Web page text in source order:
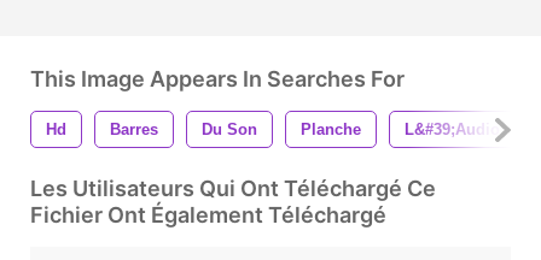
This Image Appears In Searches For
Hd Barres Du Son Planche L&#39;audio
Les Utilisateurs Qui Ont Téléchargé Ce
Fichier Ont Également Téléchargé